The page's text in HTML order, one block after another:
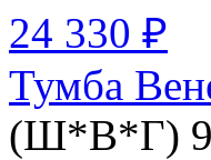
24 330 ₽
Тумба
(Ш*В*Г)